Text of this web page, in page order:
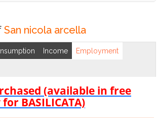
Vallo
San Marco
Argentano
San Nicola
Arcella
San nicola arcella
Income Employment
(available in free
BASILICATA)